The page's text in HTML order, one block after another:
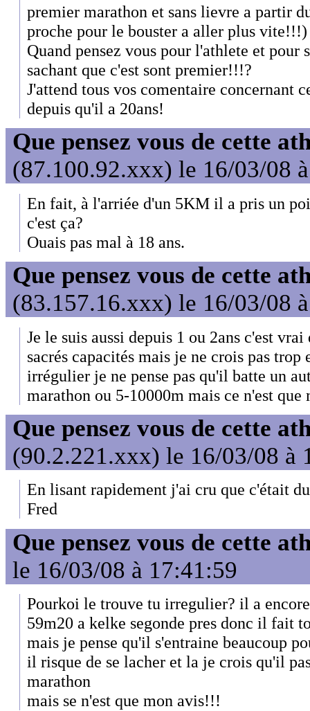
premier marathon et sans lievre a partir
proche pour le bouster a aller plus vite!!!)
Quand pensez vous pour l'athlete et pour
sachant que c'est sont premier!!!?
J'attend tous vos comentaire concernant
depuis qu'il a 20ans!
Que pensez vous de cette
(87.100.92.xxx) le 16/03/08
En fait, à l'arriée d'un 5KM il a pris un
c'est ça?
Ouais pas mal à 18 ans.
Que pensez vous de cette
(83.157.16.xxx) le 16/03/08
Je le suis aussi depuis 1 ou 2ans c'est
sacrés capacités mais je ne crois pas
irrégulier je ne pense pas qu'il batte un
marathon ou 5-10000m mais ce n'est que
Que pensez vous de cette
(90.2.221.xxx) le 16/03/08 à
En lisant rapidement j'ai cru que c'était
Fred
Que pensez vous de cette
le 16/03/08 à 17:41:59
Pourkoi le trouve tu irregulier? il a
59m20 a kelke segonde pres donc il fait
mais je pense qu'il s'entraine beaucoup
il risque de se lacher et la je crois qu'il
marathon
mais se n'est que mon avis!!!